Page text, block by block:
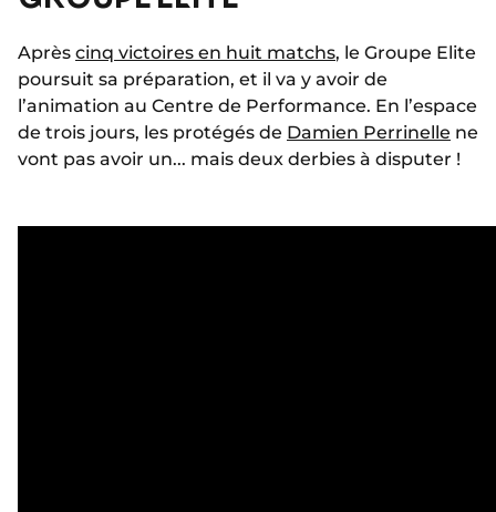
Après cinq victoires en huit matchs, le Groupe Elite
poursuit sa préparation, et il va y avoir de
l’animation au Centre de Performance. En l’espace
de trois jours, les protégés de Damien Perrinelle ne
vont pas avoir un... mais deux derbies à disputer !